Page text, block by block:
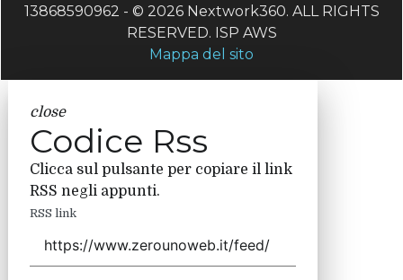
13868590962 - © 2026 Nextwork360. ALL RIGHTS
RESERVED. ISP AWS
Mappa del sito
close
Codice Rss
Clicca sul pulsante per copiare il link
RSS negli appunti.
RSS link